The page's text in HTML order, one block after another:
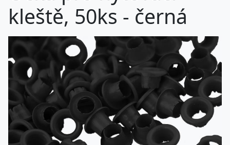
kleště, 50ks - černá